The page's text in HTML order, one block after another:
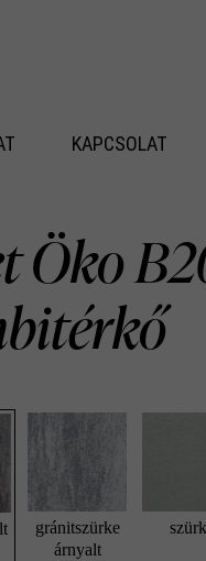
KAPCSOLAT
Öko
gránitszürke
árnyalt